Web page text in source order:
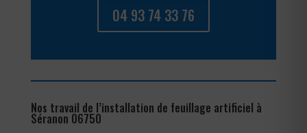
04 93 74 33 76
Nos travail de l’installation de feuillage artificiel à
Séranon 06750